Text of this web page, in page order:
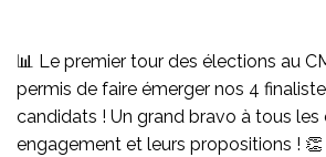
📊 Le premier tour des élections au
permis de faire émerger nos 4
candidats ! Un grand bravo à tous les
engagement et leurs propositions ! 👏